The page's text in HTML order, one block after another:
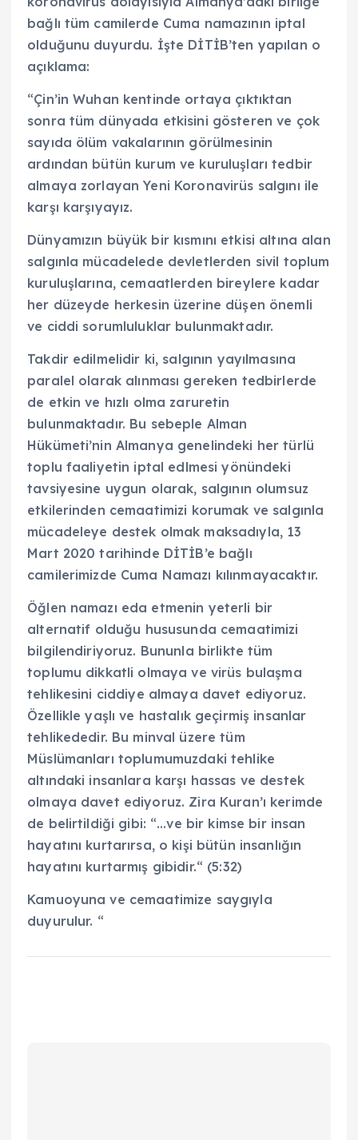
bağlı tüm camilerde Cuma namazının iptal
olduğunu duyurdu. İşte DİTİB’ten yapılan o
açıklama:
“Çin’in Wuhan kentinde ortaya çıktıktan
sonra tüm dünyada etkisini gösteren ve çok
sayıda ölüm vakalarının görülmesinin
ardından bütün kurum ve kuruluşları tedbir
almaya zorlayan Yeni Koronavirüs salgını ile
karşı karşıyayız.
Dünyamızın büyük bir kısmını etkisi altına alan
salgınla mücadelede devletlerden sivil toplum
kuruluşlarına, cemaatlerden bireylere kadar
her düzeyde herkesin üzerine düşen önemli
ve ciddi sorumluluklar bulunmaktadır.
Takdir edilmelidir ki, salgının yayılmasına
paralel olarak alınması gereken tedbirlerde
de etkin ve hızlı olma zaruretin
bulunmaktadır. Bu sebeple Alman
Hükümeti’nin Almanya genelindeki her türlü
toplu faaliyetin iptal edlmesi yönündeki
tavsiyesine uygun olarak, salgının olumsuz
etkilerinden cemaatimizi korumak ve salgınla
mücadeleye destek olmak maksadıyla, 13
Mart 2020 tarihinde DİTİB’e bağlı
camilerimizde Cuma Namazı kılınmayacaktır.
Öğlen namazı eda etmenin yeterli bir
alternatif olduğu hususunda cemaatimizi
bilgilendiriyoruz. Bununla birlikte tüm
toplumu dikkatli olmaya ve virüs bulaşma
tehlikesini ciddiye almaya davet ediyoruz.
Özellikle yaşlı ve hastalık geçirmiş insanlar
tehlikededir. Bu minval üzere tüm
Müslümanları toplumumuzdaki tehlike
altındaki insanlara karşı hassas ve destek
olmaya davet ediyoruz. Zira Kuran’ı kerimde
de belirtildiği gibi: “…ve bir kimse bir insan
hayatını kurtarırsa, o kişi bütün insanlığın
hayatını kurtarmış gibidir.“ (5:32)
Kamuoyuna ve cemaatimize saygıyla
duyurulur. “